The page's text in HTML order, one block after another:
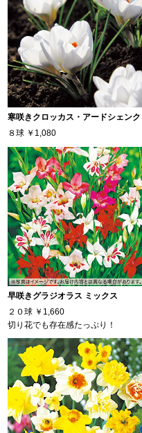
寒咲きクロッカス・アードシェンク
８球 ￥1,080
早咲きグラジオラス ミックス
２０球 ￥1,660
切り花でも存在感たっぷり！